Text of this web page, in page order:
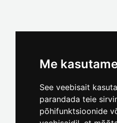
Me
See veebisait
parandada teie
põhifunktsioonide